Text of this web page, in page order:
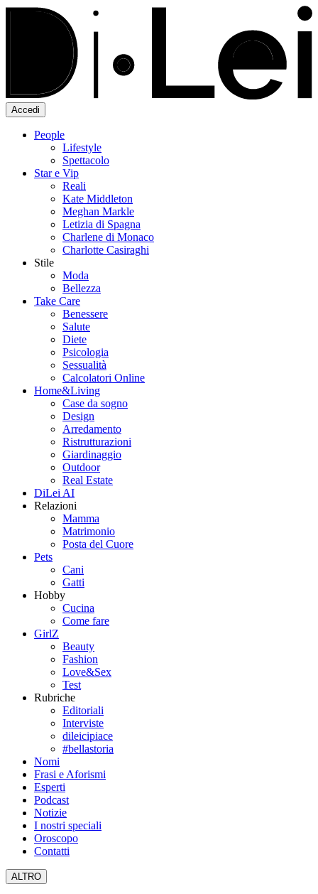
Accedi
People
Lifestyle
Spettacolo
Star e Vip
Reali
Kate Middleton
Meghan Markle
Letizia di Spagna
Charlene di Monaco
Charlotte Casiraghi
Stile
Moda
Bellezza
Take Care
Benessere
Salute
Diete
Psicologia
Sessualità
Calcolatori Online
Home&Living
Case da sogno
Design
Arredamento
Ristrutturazioni
Giardinaggio
Outdoor
Real Estate
DiLei AI
Relazioni
Mamma
Matrimonio
Posta del Cuore
Pets
Cani
Gatti
Hobby
Cucina
Come fare
GirlZ
Beauty
Fashion
Love&Sex
Test
Rubriche
Editoriali
Interviste
dileicipiace
#bellastoria
Nomi
Frasi e Aforismi
Esperti
Podcast
Notizie
I nostri speciali
Oroscopo
Contatti
ALTRO